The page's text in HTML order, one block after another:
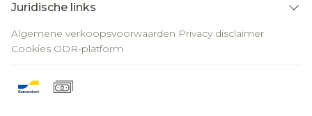
Juridische links
Algemene verkoopsvoorwaarden Privacy disclaimer
Cookies ODR-platform